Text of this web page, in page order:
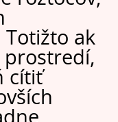
ak
prostredí,
cítiť